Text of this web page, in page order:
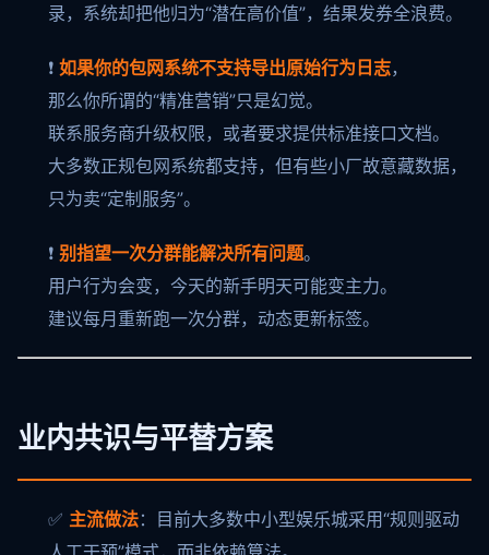
录，系统却把他归为“潜在高价值”，结果发券全浪费。
❗ 如果你的包网系统不支持导出原始行为日志，
那么你所谓的“精准营销”只是幻觉。
联系服务商升级权限，或者要求提供标准接口文档。
大多数正规包网系统都支持，但有些小厂故意藏数据，
只为卖“定制服务”。
❗ 别指望一次分群能解决所有问题。
用户行为会变，今天的新手明天可能变主力。
建议每月重新跑一次分群，动态更新标签。
业内共识与平替方案
✅ 主流做法：目前大多数中小型娱乐城采用“规则驱动